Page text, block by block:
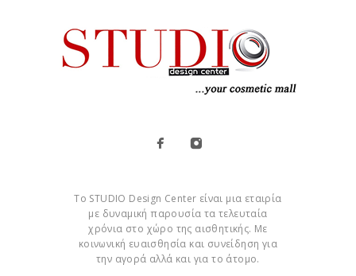
Το STUDIO Design Center είναι μια εταιρία
με δυναμική παρουσία τα τελευταία
χρόνια στο χώρο της αισθητικής. Με
κοινωνική ευαισθησία και συνείδηση για
την αγορά αλλά και για το άτομο.